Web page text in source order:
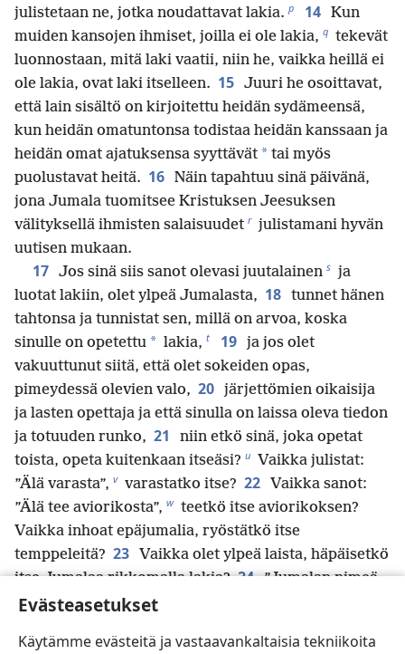
Evästeasetukset
Käytämme evästeitä ja vastaavankaltaisia tekniikoita
julistetaan ne, jotka noudattavat lakia. p 14 Kun
muiden kansojen ihmiset, joilla ei ole lakia, q tekevät
luonnostaan, mitä laki vaatii, niin he, vaikka heillä ei
ole lakia, ovat laki itselleen. 15 Juuri he osoittavat,
että lain sisältö on kirjoitettu heidän sydämeensä,
kun heidän omatuntonsa todistaa heidän kanssaan ja
heidän omat ajatuksensa syyttävät * tai myös
puolustavat heitä. 16 Näin tapahtuu sinä päivänä,
jona Jumala tuomitsee Kristuksen Jeesuksen
välityksellä ihmisten salaisuudet r julistamani hyvän
uutisen mukaan.
17 Jos sinä siis sanot olevasi juutalainen s ja
luotat lakiin, olet ylpeä Jumalasta, 18 tunnet hänen
tahtonsa ja tunnistat sen, millä on arvoa, koska
sinulle on opetettu * lakia, t 19 ja jos olet
vakuuttunut siitä, että olet sokeiden opas,
pimeydessä olevien valo, 20 järjettömien oikaisija
ja lasten opettaja ja että sinulla on laissa oleva tiedon
ja totuuden runko, 21
niin etkö sinä, joka opetat
toista, opeta kuitenkaan itseäsi? u Vaikka julistat:
”Älä varasta”, v varastatko itse? 22 Vaikka sanot:
”Älä tee aviorikosta”, w teetkö itse aviorikoksen?
Vaikka inhoat epäjumalia, ryöstätkö itse
temppeleitä? 23 Vaikka olet ylpeä laista, häpäisetkö
itse Jumalaa rikkomalla lakia? 24 ”Jumalan nimeä
herjataan teidän takianne kansojen keskuudessa”,
25 Ympärileikkauksestahan y on hyötyä vain, jos